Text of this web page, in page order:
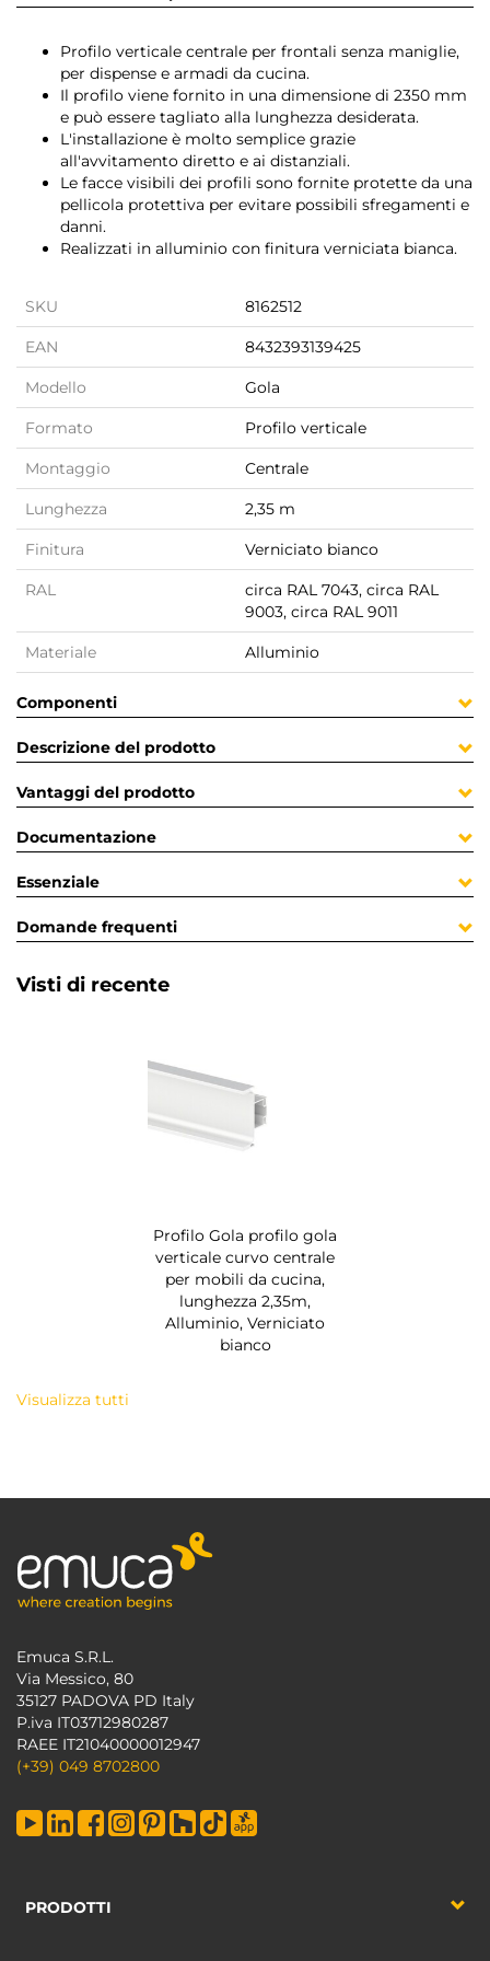
Profilo verticale centrale per frontali senza maniglie,
per dispense e armadi da cucina.
Il profilo viene fornito in una dimensione di 2350 mm
e può essere tagliato alla lunghezza desiderata.
L'installazione è molto semplice grazie
all'avvitamento diretto e ai distanziali.
Le facce visibili dei profili sono fornite protette da una
pellicola protettiva per evitare possibili sfregamenti e
danni.
Realizzati in alluminio con finitura verniciata bianca.
SKU 8162512
EAN 8432393139425
Modello Gola
Formato Profilo verticale
Montaggio Centrale
Lunghezza 2,35 m
Finitura Verniciato bianco
RAL
circa RAL 7043, circa RAL
9003, circa RAL 9011
Materiale Alluminio
Componenti
Descrizione del prodotto
Vantaggi del prodotto
Documentazione
Essenziale
Domande frequenti
Visti di recente
Profilo Gola profilo gola
verticale curvo centrale
per mobili da cucina,
lunghezza 2,35m,
Alluminio, Verniciato
bianco
Visualizza tutti
Emuca S.R.L.
Via Messico, 80
35127 PADOVA PD Italy
P.iva IT03712980287
RAEE IT21040000012947
(+39) 049 8702800
PRODOTTI